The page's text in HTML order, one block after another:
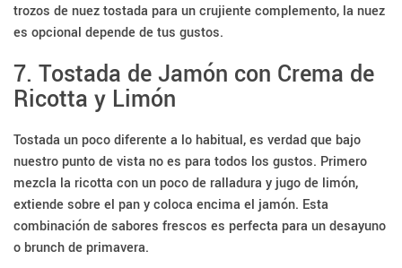
trozos de nuez tostada para un crujiente complemento, la nuez
es opcional depende de tus gustos.
7. Tostada de Jamón con Crema de
Ricotta y Limón
Tostada un poco diferente a lo habitual, es verdad que bajo
nuestro punto de vista no es para todos los gustos. Primero
mezcla la ricotta con un poco de ralladura y jugo de limón,
extiende sobre el pan y coloca encima el jamón. Esta
combinación de sabores frescos es perfecta para un desayuno
o brunch de primavera.